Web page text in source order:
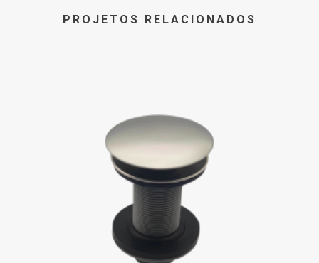
PROJETOS RELACIONADOS